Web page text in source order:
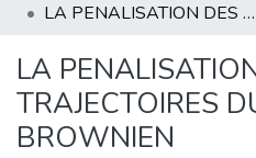
Statistics
LA PENALISATION DES TRAJECTOIRES DU MOUVEMENT BROWNIEN
LA
TRAJECTOIRES
BROWNIEN